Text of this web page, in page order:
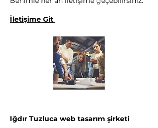
İletişime Git
Iğdır Tuzluca web tasarım şirketi